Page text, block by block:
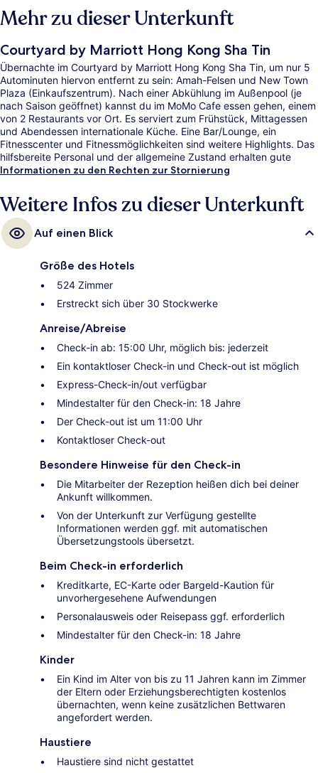
Mehr zu dieser Unterkunft
Courtyard by Marriott Hong Kong Sha Tin
Übernachte im Courtyard by Marriott Hong Kong Sha Tin, um nur 5
Autominuten hiervon entfernt zu sein: Amah-Felsen und New Town
Plaza (Einkaufszentrum). Nach einer Abkühlung im Außenpool (je
nach Saison geöffnet) kannst du im MoMo Cafe essen gehen, einem
von 2 Restaurants vor Ort. Es serviert zum Frühstück, Mittagessen
und Abendessen internationale Küche. Eine Bar/Lounge, ein
Fitnesscenter und Fitnessmöglichkeiten sind weitere Highlights. Das
hilfsbereite Personal und der allgemeine Zustand erhalten gute
Bewertungen von anderen Reisenden.
Informationen zu den Rechten zur Stornierung
Weitere Infos zu dieser Unterkunft
Auf einen Blick
Größe des Hotels
524 Zimmer
Erstreckt sich über 30 Stockwerke
Anreise/Abreise
Check-in ab: 15:00 Uhr, möglich bis: jederzeit
Ein kontaktloser Check-in und Check-out ist möglich
Express-Check-in/out verfügbar
Mindestalter für den Check-in: 18 Jahre
Der Check-out ist um 11:00 Uhr
Kontaktloser Check-out
Besondere Hinweise für den Check-in
Die Mitarbeiter der Rezeption heißen dich bei deiner
Ankunft willkommen.
Von der Unterkunft zur Verfügung gestellte
Informationen werden ggf. mit automatischen
Übersetzungstools übersetzt.
Beim Check-in erforderlich
Kreditkarte, EC-Karte oder Bargeld-Kaution für
unvorhergesehene Aufwendungen
Personalausweis oder Reisepass ggf. erforderlich
Mindestalter für den Check-in: 18 Jahre
Kinder
Ein Kind im Alter von bis zu 11 Jahren kann im Zimmer
der Eltern oder Erziehungsberechtigten kostenlos
übernachten, wenn keine zusätzlichen Bettwaren
angefordert werden.
Haustiere
Haustiere sind nicht gestattet